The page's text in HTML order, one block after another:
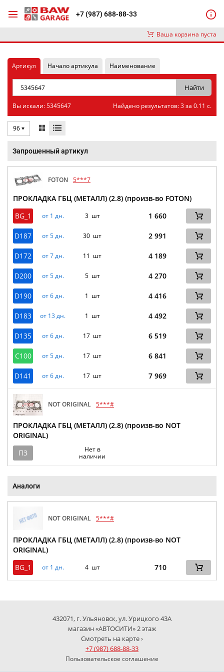
+7 (987) 688-88-33
Ваша корзина пуста
Артикул Начало артикула Наименование
Вы искали: 5345647 Найдено результатов: 3 за 0.11 с.
96
Запрошенный артикул
FOTON 5***7
ПРОКЛАДКА ГБЦ (МЕТАЛЛ) (2.8) (произв-во FOTON)
BG_1
от 1 дн. 3 шт 1 660
D187 от 5 дн. 30 шт 2 991
D172 от 7 дн. 11 шт 4 189
D200 от 5 дн. 5 шт 4 270
D190 от 6 дн. 1 шт 4 416
D183 от 13 дн. 1 шт 4 492
D135 от 6 дн. 17 шт 6 519
C100 от 5 дн. 17 шт 6 841
D141 от 6 дн. 17 шт 7 969
NOT ORIGINAL 5***#
ПРОКЛАДКА ГБЦ (МЕТАЛЛ) (2.8) (произв-во NOT
ORIGINAL)
ПЗ
Нет в
наличии
Аналоги
NOT ORIGINAL 5***#
ПРОКЛАДКА ГБЦ (МЕТАЛЛ) (2.8) (произв-во NOT
ORIGINAL)
BG_1
от 1 дн. 4 шт 710
432071, г. Ульяновск, ул. Урицкого 43А
магазин «АВТОСИТИ» 2 этаж
Смотреть на карте ›
+7 (987) 688-88-33
Пользовательское соглашение